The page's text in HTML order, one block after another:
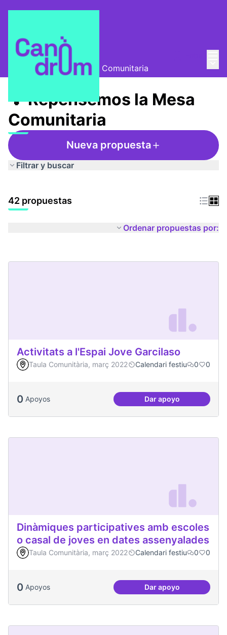
Mesa Comunitaria
💡 Repensemos la Mesa Comunitaria
💡 Repensemos la Mesa
Comunitaria
Nueva propuesta
Filtrar y buscar
42 propuestas
Ordenar propuestas por:
Activitats a l'Espai Jove Garcilaso
Taula Comunitària, març 2022 Calendari festiu 0 0
0 Apoyos Dar apoyoActivitats a l'Espai
Dinàmiques participatives amb escoles
o casal de joves en dates assenyalades
Taula Comunitària, març 2022 Calendari festiu 0 0
0 Apoyos Dar apoyoDinàmiques